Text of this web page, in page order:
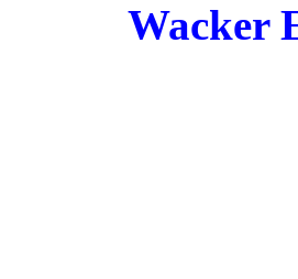
Wacker